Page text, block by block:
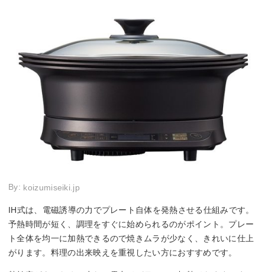
By: koizumiseiki.jp
IH式は、電磁誘導の力でプレート自体を発熱させる仕組みです。
予熱時間が短く、調理をすぐに始められるのがポイント。プレー
ト全体を均一に加熱できるので焼きムラが少なく、きれいに仕上
がります。料理の出来映えを重視したい方におすすめです。